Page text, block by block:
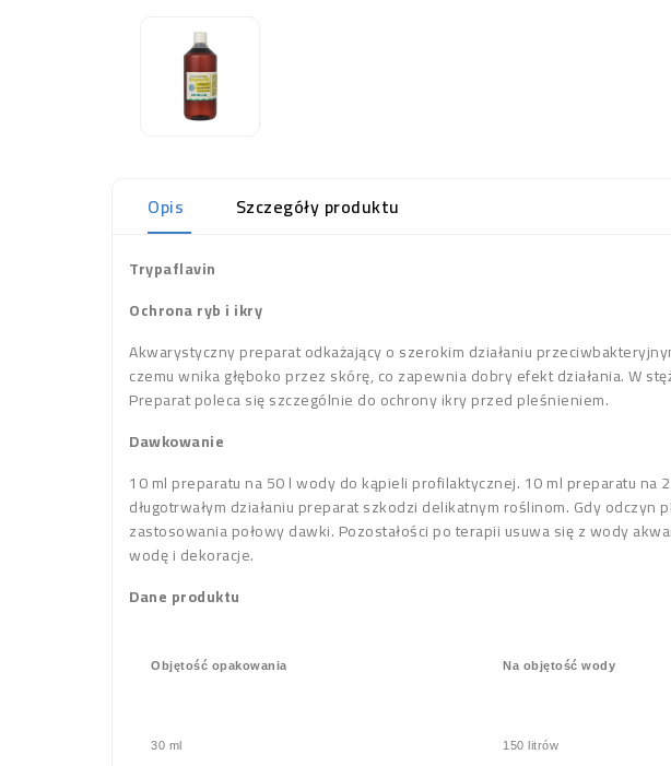
Opis Szczegóły produktu
Trypaflavin
Ochrona ryb i ikry
Akwarystyczny preparat odkażający o szerokim działaniu
czemu wnika głęboko przez skórę, co zapewnia dobry efekt działania. W
Preparat poleca się szczególnie do ochrony ikry przed pleśnieniem.
Dawkowanie
10 ml preparatu na 50 l wody do kąpieli profilaktycznej. 10 ml preparatu na
długotrwałym działaniu preparat szkodzi delikatnym roślinom. Gdy
zastosowania połowy dawki. Pozostałości po terapii usuwa się z wody
wodę i dekoracje.
Dane produktu
Objętość opakowania Na objętość wody
30 ml 150 litrów